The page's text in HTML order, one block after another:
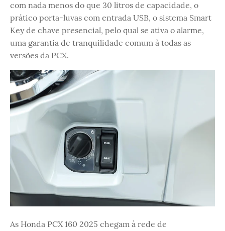
com nada menos do que 30 litros de capacidade, o
prático porta-luvas com entrada USB, o sistema Smart
Key de chave presencial, pelo qual se ativa o alarme,
uma garantia de tranquilidade comum à todas as
versões da PCX.
As Honda PCX 160 2025 chegam à rede de